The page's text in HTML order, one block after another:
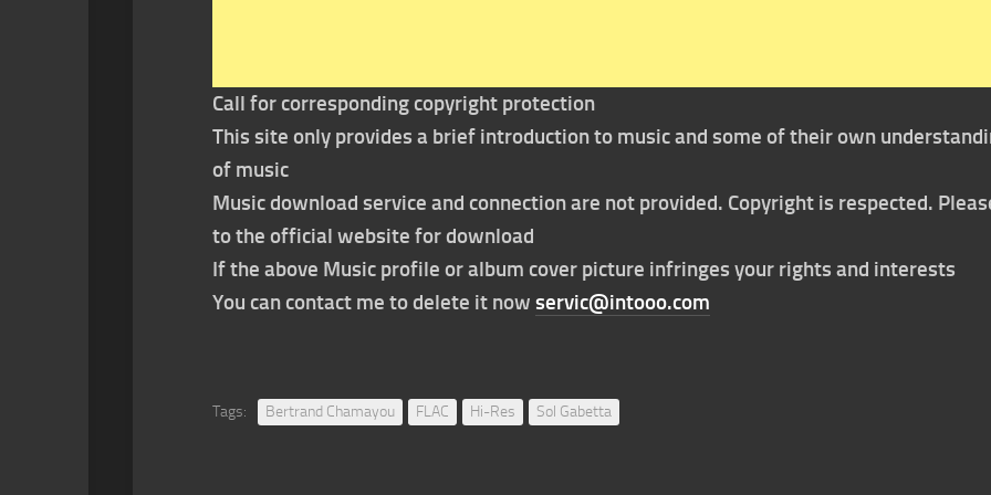
Call for corresponding copyright protection
This site only provides a brief introduction to music and some of their own
of music
Music download service and connection are not provided. Copyright is respected.
to the official website for download
If the above Music profile or album cover picture infringes your rights and interests
You can contact me to delete it now servic@intooo.com
Tags: Bertrand Chamayou FLAC Hi-Res Sol Gabetta